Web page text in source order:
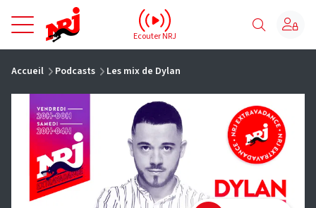
NRJ - Accueil
Ecouter NRJ
Accueil Podcasts Les mix de Dylan